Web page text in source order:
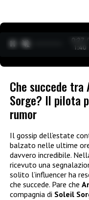
0:28 /
1:40
Che succede tra
Sorge? Il pilota
rumor
Il gossip dell’estate
balzato nelle ultime
davvero incredibile.
ricevuto una
solito l’influencer ha
che succede. Pare che
compagnia di Soleil